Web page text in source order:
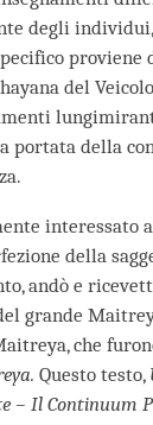
degli individui,
proviene
del
portata della
interessato
della
andò e
grande
che
Questo testo,
– Il Continuum